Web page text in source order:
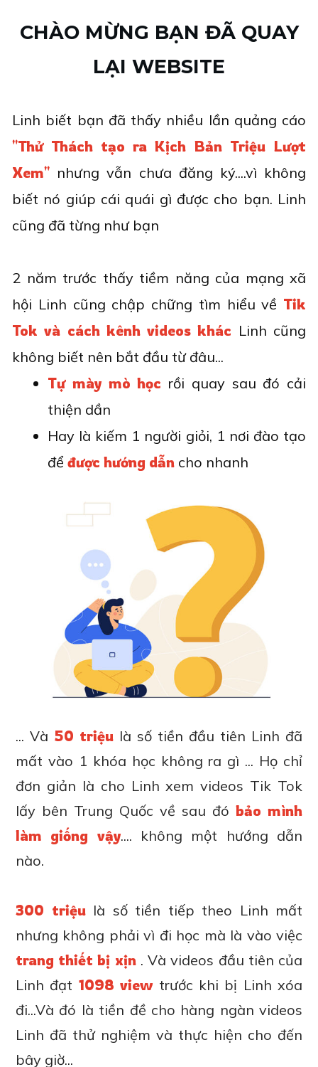
CHÀO MỪNG BẠN ĐÃ QUAY
LẠI WEBSITE
Linh biết bạn đã thấy nhiều lần quảng cáo
"Thử Thách tạo ra Kịch Bản Triệu Lượt
Xem" nhưng vẫn chưa đăng ký....vì không
biết nó giúp cái quái gì được cho bạn. Linh
cũng đã từng như bạn
2 năm trước thấy tiềm năng của mạng xã
hội Linh cũng chập chững tìm hiểu về Tik
Tok và cách kênh videos khác Linh cũng
không biết nên bắt đầu từ đâu...
Tự mày mò học rồi quay sau đó cải
thiện dần
Hay là kiếm 1 người giỏi, 1 nơi đào tạo
để được hướng dẫn cho nhanh
... Và 50 triệu là số tiền đầu tiên Linh đã
mất vào 1 khóa học không ra gì ... Họ chỉ
đơn giản là cho Linh xem videos Tik Tok
lấy bên Trung Quốc về sau đó bảo mình
làm giống vậy.... không một hướng dẫn
nào.
300 triệulà số tiền tiếp theo Linh mất
nhưng không phải vì đi học mà là vào việc
trang thiết bị xịn. Và videos đầu tiên của
Linh đạt 1098 viewtrước khi bị Linh xóa
đi...Và đó là tiền đề cho hàng ngàn videos
Linh đã thử nghiệm và thực hiện cho đến
bây giờ...